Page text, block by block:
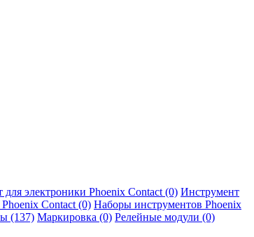
электроники Phoenix Contact (0) Инструмент
Contact (0) Наборы инструментов Phoenix
(137) Маркировка (0) Релейные модули (0)